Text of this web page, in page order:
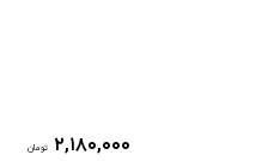
۲,۱۸۰,۰۰۰ تومان